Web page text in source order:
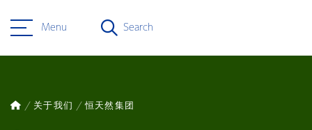
Menu Search
关于我们 恒天然集团